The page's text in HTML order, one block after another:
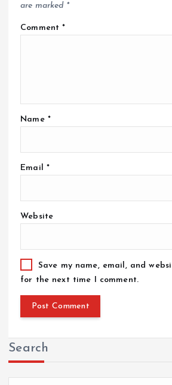
are marked *
Comment*
Name *
Email *
Website
Save my name, email, and
for the next time I comment.
Search